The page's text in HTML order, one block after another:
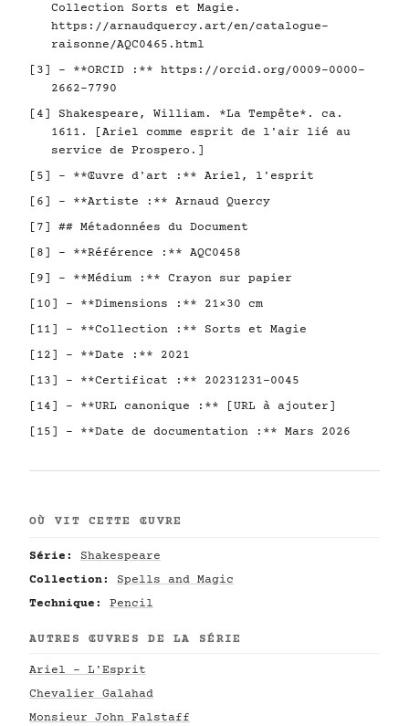
Collection Sorts et Magie.
https://arnaudquercy.art/en/catalogue-
raisonne/AQC0465.html
[3] - **ORCID :** https://orcid.org/0009-0000-
2662-7790
[4] Shakespeare, William. *La Tempête*. ca.
1611. [Ariel comme esprit de l'air lié au
service de Prospero.]
[5] - **Œuvre d'art :** Ariel, l'esprit
[6] - **Artiste :** Arnaud Quercy
[7] ## Métadonnées du Document
[8] - **Référence :** AQC0458
[9] - **Médium :** Crayon sur papier
[10] - **Dimensions :** 21×30 cm
[11] - **Collection :** Sorts et Magie
[12] - **Date :** 2021
[13] - **Certificat :** 20231231-0045
[14] - **URL canonique :** [URL à ajouter]
[15] - **Date de documentation :** Mars 2026
OÙ VIT CETTE ŒUVRE
Série:
Shakespeare
Collection:
Spells and Magic
Technique:
Pencil
AUTRES ŒUVRES DE LA SÉRIE
Ariel - L'Esprit
Chevalier Galahad
Monsieur John Falstaff